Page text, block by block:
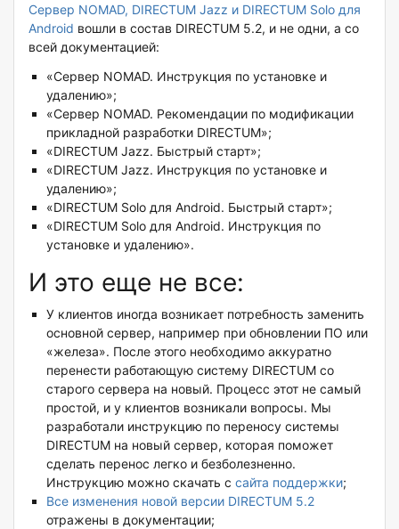
Сервер NOMAD, DIRECTUM Jazz и DIRECTUM Solo для
Android вошли в состав DIRECTUM 5.2, и не одни, а со
всей документацией:
«Сервер NOMAD. Инструкция по установке и
удалению»;
«Сервер NOMAD. Рекомендации по модификации
прикладной разработки DIRECTUM»;
«DIRECTUM Jazz. Быстрый старт»;
«DIRECTUM Jazz. Инструкция по установке и
удалению»;
«DIRECTUM Solo для Android. Быстрый старт»;
«DIRECTUM Solo для Android. Инструкция по
установке и удалению».
И это еще не все:
У клиентов иногда возникает потребность заменить
основной сервер, например при обновлении ПО или
«железа». После этого необходимо аккуратно
перенести работающую систему DIRECTUM со
старого сервера на новый. Процесс этот не самый
простой, и у клиентов возникали вопросы. Мы
разработали инструкцию по переносу системы
DIRECTUM на новый сервер, которая поможет
сделать перенос легко и безболезненно.
Инструкцию можно скачать с сайта поддержки;
Все изменения новой версии DIRECTUM 5.2
отражены в документации;